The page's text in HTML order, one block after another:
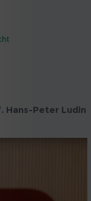
Hans-Peter Ludin